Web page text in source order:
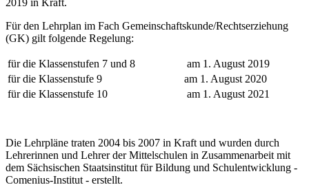
Für den Lehrplan im Fach Gemeinschaftskunde/Rechtserziehung
(GK) gilt folgende Regelung:
für die Klassenstufen 7 und 8
am 1. August 2019
für die Klassenstufe 9
am 1. August 2020
für die Klassenstufe 10
am 1. August 2021
Die Lehrpläne traten 2004 bis 2007 in Kraft und wurden durch
Lehrerinnen und Lehrer der Mittelschulen in Zusammenarbeit mit
dem Sächsischen Staatsinstitut für Bildung und Schulentwicklung -
Comenius-Institut - erstellt.